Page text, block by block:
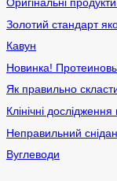
Золотий стандарт
Кавун
Новинка!
Як правильно
Клінічні
Неправильний
Вуглеводи